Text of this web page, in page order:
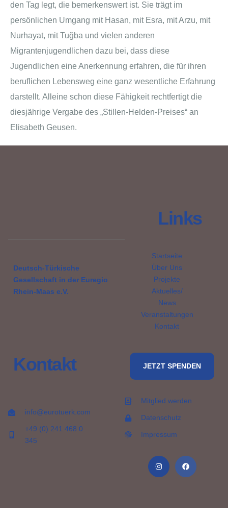
den Tag legt, die bemerkenswert ist. Sie trägt im
persönlichen Umgang mit Hasan, mit Esra, mit Arzu, mit
Nurhayat, mit Tuğba und vielen anderen
Migrantenjugendlichen dazu bei, dass diese
Jugendlichen eine Anerkennung erfahren, die für ihren
beruflichen Lebensweg eine ganz wesentliche Erfahrung
darstellt. Alleine schon diese Fähigkeit rechtfertigt die
diesjährige Vergabe des „Stillen-Helden-Preises“ an
Elisabeth Geusen.
Deutsch-Türkische
Gesellschaft in der Euregio
Rhein-Maas e.V.
Links
Startseite
Über Uns
Projekte
Aktuelles/
News
Veranstaltungen
Kontakt
Kontakt
info@eurotuerk.com
+49 (0) 241 468 0
345
JETZT SPENDEN
Mitglied werden
Datenschutz
Impressum